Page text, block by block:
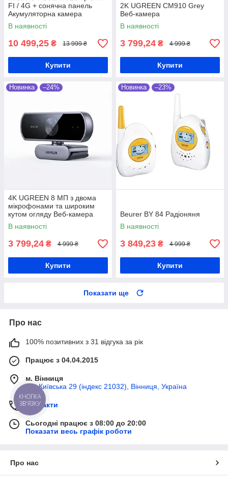
FI / 4G + сонячна панель
Акумуляторна камера
В наявності
10 499,25 ₴ 13 999 ₴
Купити
2K UGREEN CM910 Grey
Веб-камера
В наявності
3 799,24 ₴ 4 999 ₴
Купити
Новинка –24%
4K UGREEN 8 МП з двома
мікрофонами та широким
кутом огляду Веб-камера
В наявності
3 799,24 ₴ 4 999 ₴
Купити
Новинка –23%
Beurer BY 84 Радіоняня
В наявності
3 849,23 ₴ 4 999 ₴
Купити
Показати ще
Про нас
100% позитивних з 31 відгука за рік
Працює з 04.04.2015
м. Вінниця
вул Київська 29 (індекс 21032), Вінниця, Україна
Контакти
Сьогодні працює з 08:00 до 20:00
Показати весь графік роботи
Про нас
КНОПКА
ЗВ'ЯЗКУ